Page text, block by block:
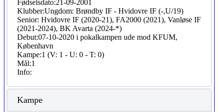
Fødselsdato:21-09-2001
Klubber:Ungdom: Brøndby IF - Hvidovre IF (-,U/19)
Senior: Hvidovre IF (2020-21), FA2000 (2021), Vanløse IF
(2021-2024), BK Avarta (2024-*)
Debut:07-10-2020 i pokalkampen ude mod KFUM,
København
Kampe:1 (V: 1 - U: 0 - T: 0)
Mål:1
Info:
Kampe